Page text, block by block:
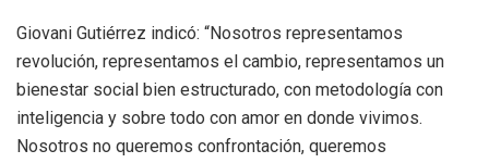
Giovani Gutiérrez indicó: “Nosotros representamos
revolución, representamos el cambio, representamos un
bienestar social bien estructurado, con metodología con
inteligencia y sobre todo con amor en donde vivimos.
Nosotros no queremos confrontación, queremos